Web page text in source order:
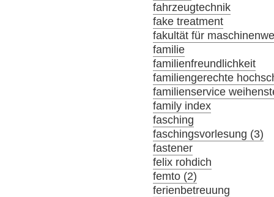
fahrzeugtechnik
fake treatment
fakultät für
familie
familienfreundlichkeit
familiengerechte
familienservice
family index
fasching
faschingsvorlesung (3)
fastener
felix rohdich
femto (2)
ferienbetreuung